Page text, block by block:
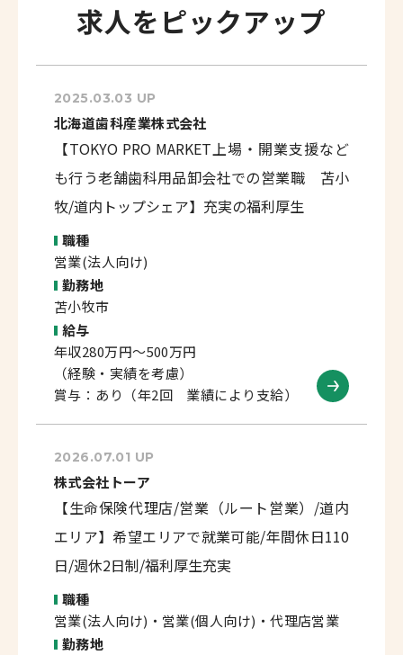
求人をピックアップ
2025.03.03 UP
北海道歯科産業株式会社
【TOKYO PRO MARKET上場・開業支援など
も行う老舗歯科用品卸会社での営業職 苫小
牧/道内トップシェア】充実の福利厚生
職種
営業(法人向け)
勤務地
苫小牧市
給与
年収280万円～500万円
（経験・実績を考慮）
賞与：あり（年2回 業績により支給）
2026.07.01 UP
株式会社トーア
【生命保険代理店/営業（ルート営業）/道内
エリア】希望エリアで就業可能/年間休日110
日/週休2日制/福利厚生充実
職種
営業(法人向け)・営業(個人向け)・代理店営業
勤務地